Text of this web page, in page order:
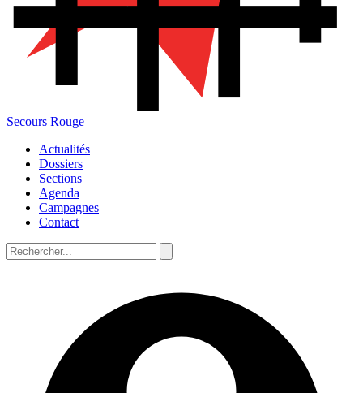
Secours Rouge
Actualités
Dossiers
Sections
Agenda
Campagnes
Contact